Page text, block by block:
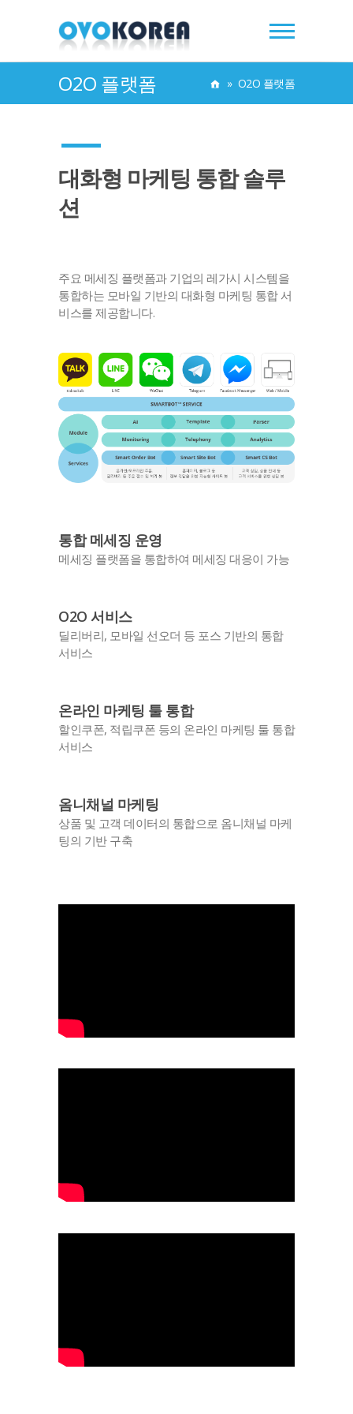
O2O 플랫폼 » O2O 플랫폼
대화형 마케팅 통합 솔루
션
주요 메세징 플랫폼과 기업의 레가시 시스템을
통합하는 모바일 기반의 대화형 마케팅 통합 서
비스를 제공합니다.
통합 메세징 운영
메세징 플랫폼을 통합하여 메세징 대응이 가능
O2O 서비스
딜리버리, 모바일 선오더 등 포스 기반의 통합
서비스
온라인 마케팅 툴 통합
할인쿠폰, 적립쿠폰 등의 온라인 마케팅 툴 통합
서비스
옴니채널 마케팅
상품 및 고객 데이터의 통합으로 옴니채널 마케
팅의 기반 구축